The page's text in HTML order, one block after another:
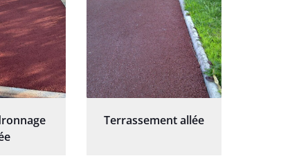
Terrassement allée